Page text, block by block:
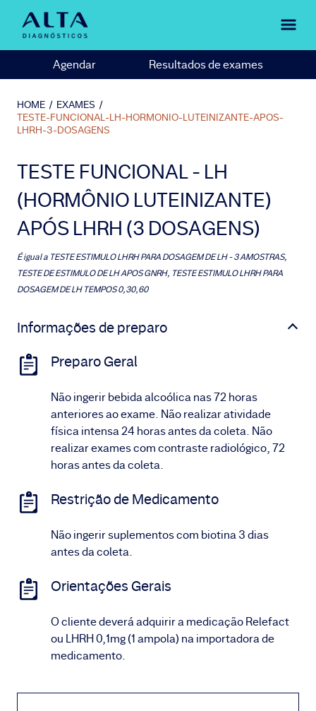
Agendar Resultados de exames
HOME / EXAMES /
TESTE-FUNCIONAL-LH-HORMONIO-LUTEINIZANTE-APOS-
LHRH-3-DOSAGENS
TESTE FUNCIONAL - LH
(HORMÔNIO LUTEINIZANTE)
APÓS LHRH (3 DOSAGENS)
É igual a TESTE ESTIMULO LHRH PARA DOSAGEM DE LH - 3 AMOSTRAS,
TESTE DE ESTIMULO DE LH APOS GNRH, TESTE ESTIMULO LHRH PARA
DOSAGEM DE LH TEMPOS 0,30,60
Informações de preparo
Preparo Geral
Não ingerir bebida alcoólica nas 72 horas
anteriores ao exame. Não realizar atividade
física intensa 24 horas antes da coleta. Não
realizar exames com contraste radiológico, 72
horas antes da coleta.
Restrição de Medicamento
Não ingerir suplementos com biotina 3 dias
antes da coleta.
Orientações Gerais
O cliente deverá adquirir a medicação Relefact
ou LHRH 0,1mg (1 ampola) na importadora de
medicamento.